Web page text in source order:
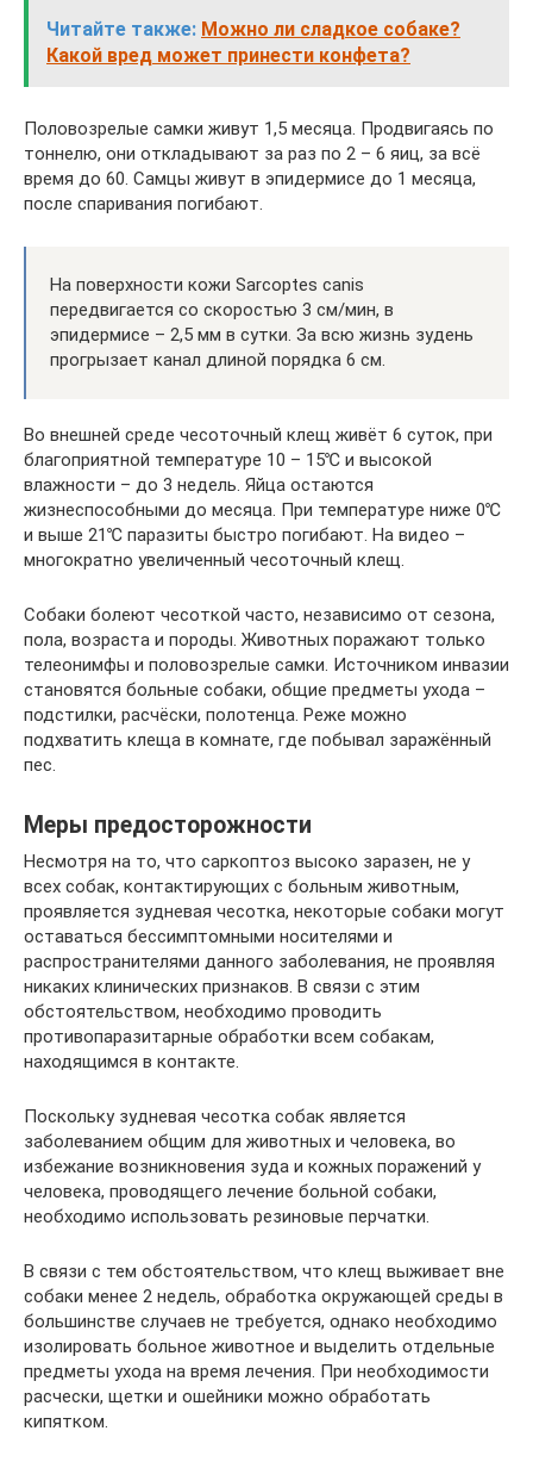
Читайте также: Можно ли сладкое собаке?
Какой вред может принести конфета?
Половозрелые самки живут 1,5 месяца. Продвигаясь по
тоннелю, они откладывают за раз по 2 – 6 яиц, за всё
время до 60. Самцы живут в эпидермисе до 1 месяца,
после спаривания погибают.
На поверхности кожи Sarcoptes canis
передвигается со скоростью 3 см/мин, в
эпидермисе – 2,5 мм в сутки. За всю жизнь зудень
прогрызает канал длиной порядка 6 см.
Во внешней среде чесоточный клещ живёт 6 суток, при
благоприятной температуре 10 – 15℃ и высокой
влажности – до 3 недель. Яйца остаются
жизнеспособными до месяца. При температуре ниже 0℃
и выше 21℃ паразиты быстро погибают. На видео –
многократно увеличенный чесоточный клещ.
Собаки болеют чесоткой часто, независимо от сезона,
пола, возраста и породы. Животных поражают только
телеонимфы и половозрелые самки. Источником инвазии
становятся больные собаки, общие предметы ухода –
подстилки, расчёски, полотенца. Реже можно
подхватить клеща в комнате, где побывал заражённый
пес.
Меры предосторожности
Несмотря на то, что саркоптоз высоко заразен, не у
всех собак, контактирующих с больным животным,
проявляется зудневая чесотка, некоторые собаки могут
оставаться бессимптомными носителями и
распространителями данного заболевания, не проявляя
никаких клинических признаков. В связи с этим
обстоятельством, необходимо проводить
противопаразитарные обработки всем собакам,
находящимся в контакте.
Поскольку зудневая чесотка собак является
заболеванием общим для животных и человека, во
избежание возникновения зуда и кожных поражений у
человека, проводящего лечение больной собаки,
необходимо использовать резиновые перчатки.
В связи с тем обстоятельством, что клещ выживает вне
собаки менее 2 недель, обработка окружающей среды в
большинстве случаев не требуется, однако необходимо
изолировать больное животное и выделить отдельные
предметы ухода на время лечения. При необходимости
расчески, щетки и ошейники можно обработать
кипятком.